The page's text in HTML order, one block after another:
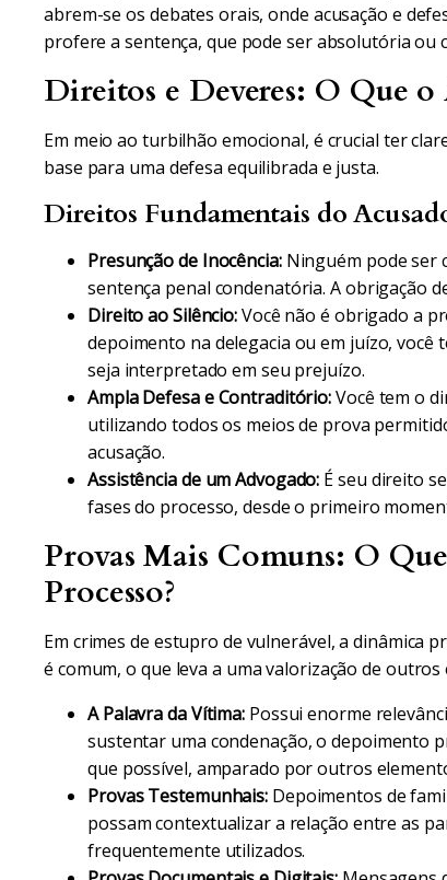
abrem-se os debates orais, onde acusação e
profere a sentença, que pode ser absolutória ou
Direitos e Deveres: O Que o
Em meio ao turbilhão emocional, é crucial ter
base para uma defesa equilibrada e justa.
Direitos Fundamentais do
Presunção de Inocência:Ninguém pode ser
sentença penal condenatória. A obrigação
Direito ao Silêncio:Você não é obrigado a
depoimento na delegacia ou em juízo, você
seja interpretado em seu prejuízo.
Ampla Defesa e Contraditório:Você tem o
utilizando todos os meios de prova
acusação.
Assistência de um Advogado: É seu direito
fases do processo, desde o primeiro
Provas Mais Comuns: O
Processo?
Em crimes de estupro de vulnerável, a dinâmica
é comum, o que leva a uma valorização de outros
A Palavra da Vítima: Possui enorme
sustentar uma condenação, o depoimento
que possível, amparado por outros
Provas Testemunhais: Depoimentos de
possam contextualizar a relação entre as
frequentemente utilizados.